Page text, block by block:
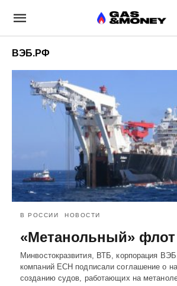
ВЭБ.РФ
В РОССИИ НОВОСТИ
«Метанольный» флот
Минвостокразвития, ВТБ, корпорация
компаний ЕСН подписали соглашение о
созданию судов, работающих на